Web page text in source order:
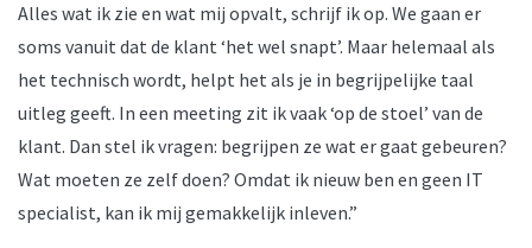
Alles wat ik zie en wat mij opvalt, schrijf ik op. We gaan er
soms vanuit dat de klant ‘het wel snapt’. Maar helemaal als
het technisch wordt, helpt het als je in begrijpelijke taal
uitleg geeft. In een meeting zit ik vaak ‘op de stoel’ van de
klant. Dan stel ik vragen: begrijpen ze wat er gaat gebeuren?
Wat moeten ze zelf doen? Omdat ik nieuw ben en geen IT
specialist, kan ik mij gemakkelijk inleven.”